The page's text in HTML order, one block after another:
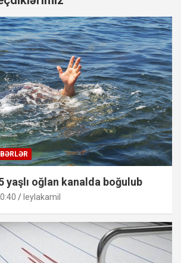
yaşlı oğlan kanalda boğulub
leylakamil